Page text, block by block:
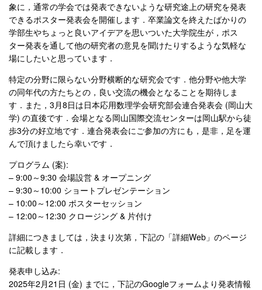
象に，通常の学会では発表できないような研究途上の研究を発表
できるポスター発表会を開催します．卒業論文を終えたばかりの
学部生やちょっと良いアイデアを思いついた大学院生が，ポス
ター発表を通して他の研究者の意見を聞けたりするような気軽な
場にしたいと思っています．
特定の分野に限らない分野横断的な研究会です．他分野や他大学
の同年代の方たちとの，良い交流の機会となることを期待しま
す．また，3月8日は日本応用数理学会研究部会連合発表会 (岡山大
学) の直後です．会場となる岡山国際交流センターは岡山駅から徒
歩3分の好立地です．連合発表会にご参加の方にも，是非，足を運
んで頂けましたら幸いです．
プログラム (案):
– 9:00～9:30 会場設営 & オープニング
– 9:30～10:00 ショートプレゼンテーション
– 10:00～12:00 ポスターセッション
– 12:00～12:30 クロージング & 片付け
詳細につきましては，決まり次第，下記の「詳細Web」のページ
に記載します．
発表申し込み:
2025年2月21日 (金) までに，下記のGoogleフォームより発表情報